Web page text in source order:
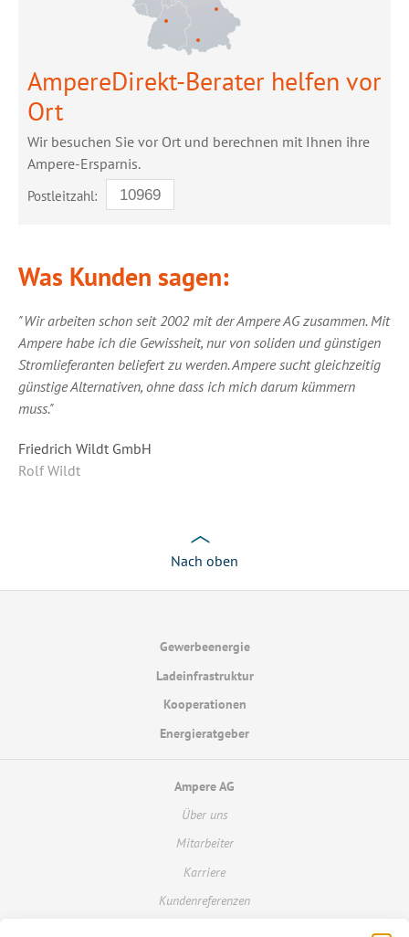
AmpereDirekt-Berater helfen vor
Ort
Wir besuchen Sie vor Ort und berechnen mit Ihnen ihre
Ampere-Ersparnis.
Postleitzahl:
Was Kunden sagen:
"Wir arbeiten schon seit 2002 mit der Ampere AG zusammen. Mit
Ampere habe ich die Gewissheit, nur von soliden und günstigen
Stromlieferanten beliefert zu werden. Ampere sucht gleichzeitig
günstige Alternativen, ohne dass ich mich darum kümmern
muss."
Friedrich Wildt GmbH
Rolf Wildt
Nach oben
Gewerbeenergie
Ladeinfrastruktur
Kooperationen
Energieratgeber
Ampere AG
Über uns
Mitarbeiter
Karriere
Kundenreferenzen